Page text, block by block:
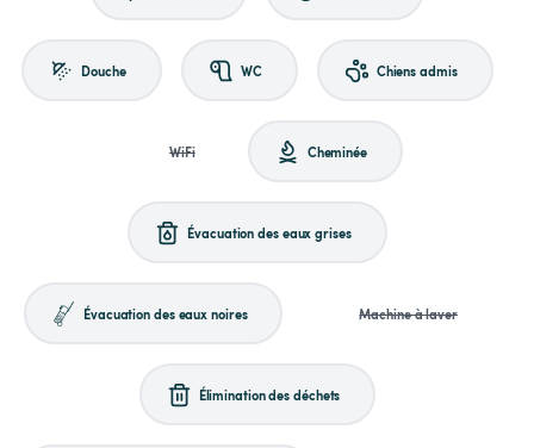
Douche WC Chiens admis
WiFi Cheminée
Évacuation des eaux grises
Évacuation des eaux noires Machine à laver
Élimination des déchets